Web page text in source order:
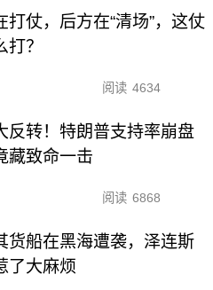
打仗，后方在“清场”，这仗
打？
阅读 4634
反转！特朗普支持率崩盘
藏致命一击
阅读 6868
货船在黑海遭袭，泽连斯
了大麻烦